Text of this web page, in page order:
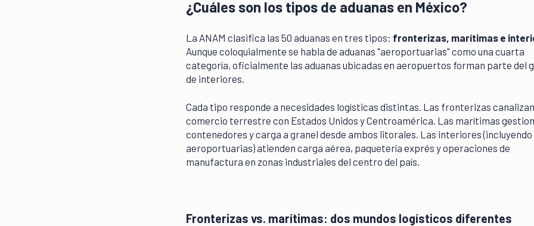
¿Cuáles son los tipos de aduanas en México?
La ANAM clasifica las 50 aduanas en tres tipos: fronterizas, marítimas e
Aunque coloquialmente se habla de aduanas "aeroportuarias" como una cuarta
categoría, oficialmente las aduanas ubicadas en aeropuertos forman parte del
de interiores.
Cada tipo responde a necesidades logísticas distintas. Las fronterizas
comercio terrestre con Estados Unidos y Centroamérica. Las marítimas
contenedores y carga a granel desde ambos litorales. Las interiores (incluyendo
aeroportuarias) atienden carga aérea, paquetería exprés y operaciones de
manufactura en zonas industriales del centro del país.
Fronterizas vs. marítimas: dos mundos logísticos diferentes